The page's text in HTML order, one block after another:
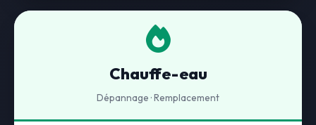
Chauffe-eau
Dépannage · Remplacement